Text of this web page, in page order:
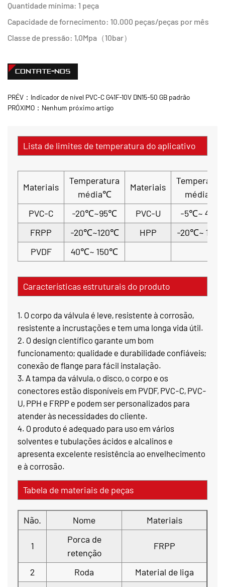
Quantidade mínima: 1 peça
Capacidade de fornecimento: 10.000 peças/peças por mês
Classe de pressão: 1,0Mpa（10bar）
CONTATE-NOS
PRÉV：Indicador de nível PVC-C G41F-10V DN15-50 GB padrão
PRÓXIMO：Nenhum próximo artigo
Lista de limites de temperatura do aplicativo
Materiais
Temperatura
média℃
Materiais
média℃
PVC-C
-20℃~95℃ PVC-U
-5℃~ 45℃
FRPP
-20℃~120℃ HPP
-20℃~
PVDF
40℃~ 150℃
Características estruturais do produto
1. O corpo da válvula é leve, resistente à corrosão,
resistente a incrustações e tem uma longa vida útil.
2. O design científico garante um bom
funcionamento; qualidade e durabilidade confiáveis;
conexão de flange para fácil instalação.
3. A tampa da válvula, o disco, o corpo e os
conectores estão disponíveis em PVDF, PVC-C, PVC-
U, PPH e FRPP e podem ser personalizados para
atender às necessidades do cliente.
4. O produto é adequado para uso em vários
solventes e tubulações ácidos e alcalinos e
apresenta excelente resistência ao envelhecimento
e à corrosão.
Tabela de materiais de peças
Não. Nome Materiais
1
Porca de
retenção
FRPP
2 Roda
Material de liga